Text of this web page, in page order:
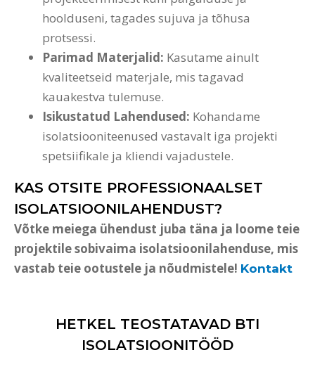
hoolduseni, tagades sujuva ja tõhusa
protsessi.
Parimad Materjalid: Kasutame ainult
kvaliteetseid materjale, mis tagavad
kauakestva tulemuse.
Isikustatud Lahendused: Kohandame
isolatsiooniteenused vastavalt iga projekti
spetsiifikale ja kliendi vajadustele.
KAS OTSITE PROFESSIONAALSET
ISOLATSIOONILAHENDUST?
Võtke meiega ühendust juba täna ja loome teie
projektile sobivaima isolatsioonilahenduse, mis
vastab teie ootustele ja nõudmistele! Kontakt
HETKEL TEOSTATAVAD BTI
ISOLATSIOONITÖÖD